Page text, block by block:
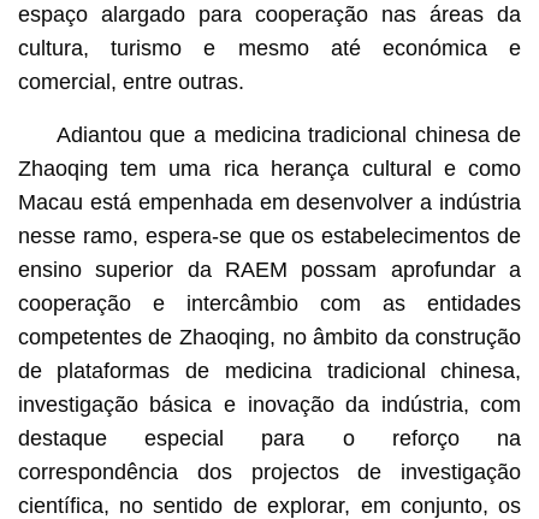
espaço alargado para cooperação nas áreas da
cultura, turismo e mesmo até económica e
comercial, entre outras.
Adiantou que a medicina tradicional chinesa de
Zhaoqing tem uma rica herança cultural e como
Macau está empenhada em desenvolver a indústria
nesse ramo, espera-se que os estabelecimentos de
ensino superior da RAEM possam aprofundar a
cooperação e intercâmbio com as entidades
competentes de Zhaoqing, no âmbito da construção
de plataformas de medicina tradicional chinesa,
investigação básica e inovação da indústria, com
destaque especial para o reforço na
correspondência dos projectos de investigação
científica, no sentido de explorar, em conjunto, os